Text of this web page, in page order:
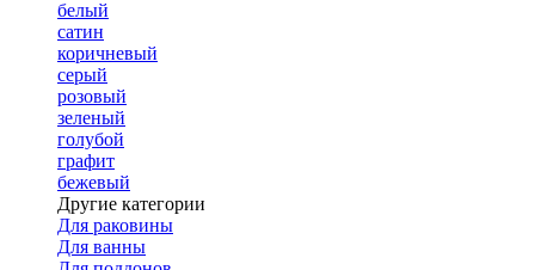
белый
сатин
коричневый
серый
розовый
зеленый
голубой
графит
бежевый
Другие категории
Для раковины
Для ванны